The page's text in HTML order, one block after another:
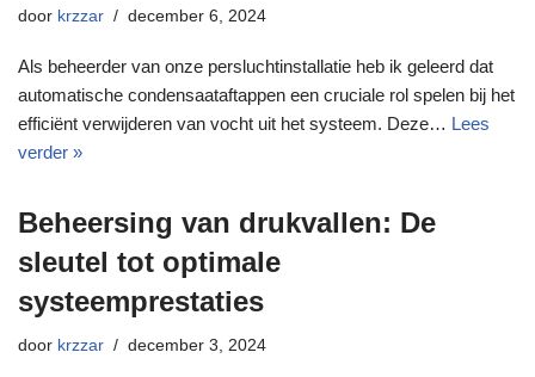
door krzzar december 6, 2024
Als beheerder van onze persluchtinstallatie heb ik geleerd dat
automatische condensaataftappen een cruciale rol spelen bij het
efficiënt verwijderen van vocht uit het systeem. Deze… Lees
verder »
Beheersing van drukvallen: De
sleutel tot optimale
systeemprestaties
door krzzar december 3, 2024